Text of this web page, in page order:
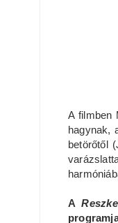
A filmben
hagynak,
betörőtől
A